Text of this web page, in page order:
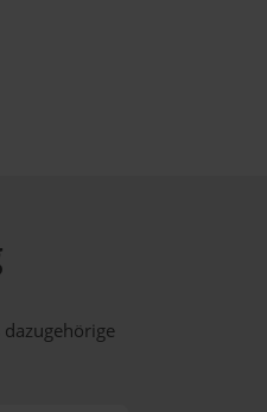
dazugehörige